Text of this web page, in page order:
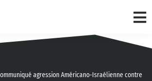
agression Américano-Israélienne contre